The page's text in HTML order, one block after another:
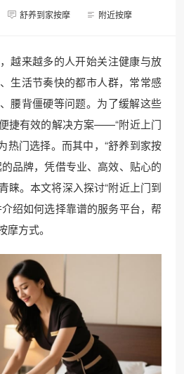
舒养到家按摩 附近按摩
越来越多的人开始关注健康与放
生活节奏快的都市人群，常常感
腰背僵硬等问题。为了缓解这些
捷有效的解决方案——“附近上门
热门选择。而其中，“舒养到家按
品牌，凭借专业、高效、贴心的
睐。本文将深入探讨“附近上门到
绍如何选择靠谱的服务平台，帮
方式。